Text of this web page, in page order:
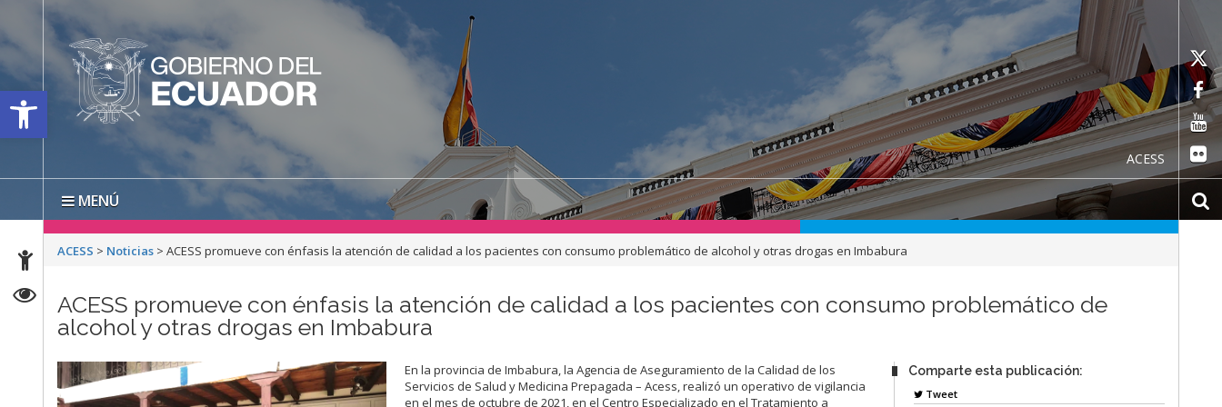
Open toolbar
ACESS
MENÚ
ACESS > Noticias >ACESS promueve con énfasis la atención de calidad a los pacientes con consumo problemático de alcohol y otras drogas en Imbabura
ACESS promueve con énfasis la atención de calidad a los pacientes con consumo problemático de
alcohol y otras drogas en Imbabura
En la provincia de Imbabura, la Agencia de Aseguramiento de la Calidad de los
Servicios de Salud y Medicina Prepagada – Acess, realizó un operativo de vigilancia
en el mes de octubre de 2021, en el Centro Especializado en el Tratamiento a
Comparte esta publicación:
Tweet